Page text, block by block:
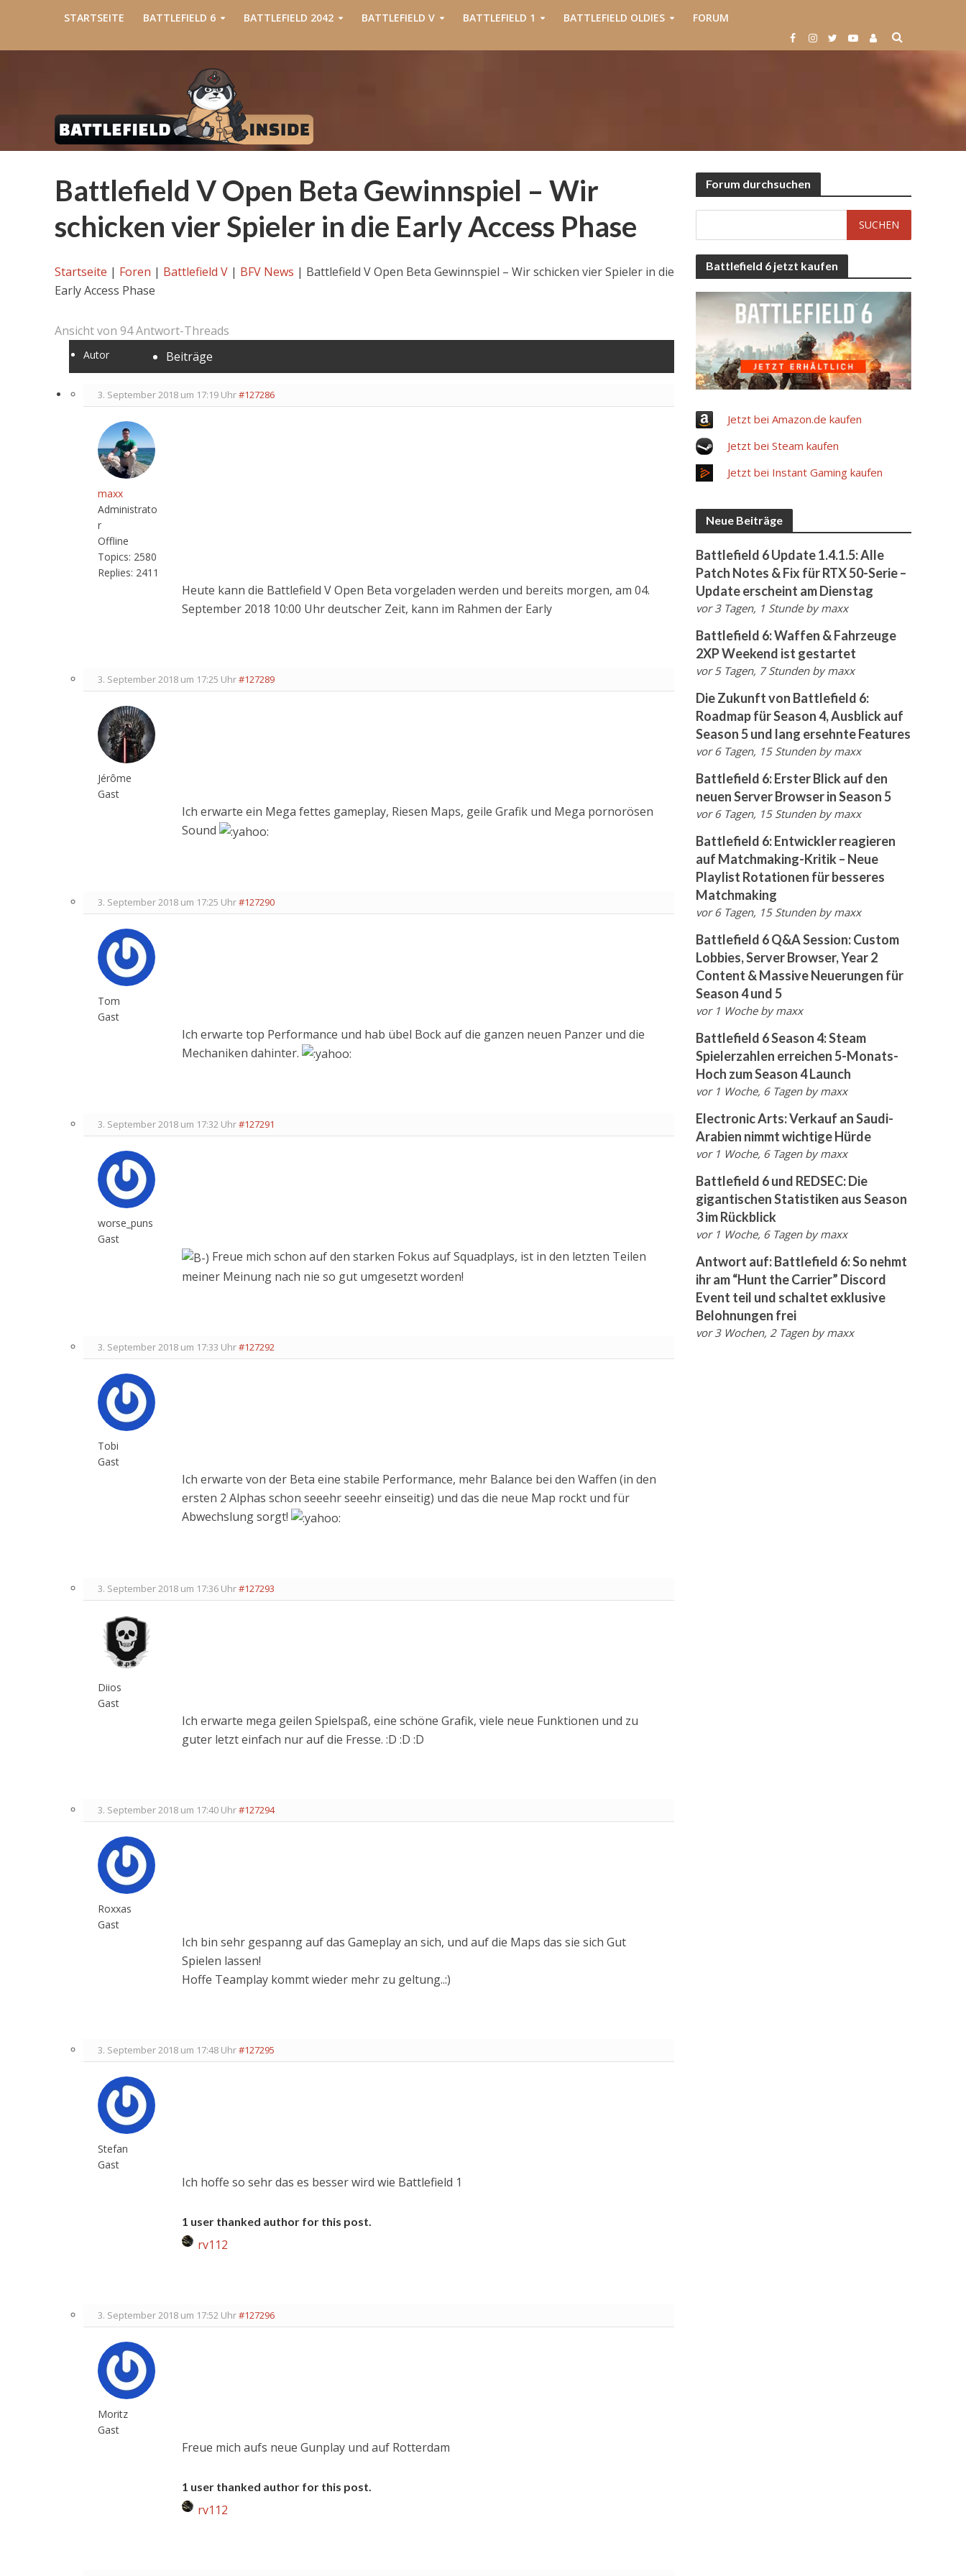
STARTSEITE BATTLEFIELD 6 BATTLEFIELD 2042 BATTLEFIELD V BATTLEFIELD 1 BATTLEFIELD OLDIES FORUM
Battlefield V Open Beta Gewinnspiel – Wir
schicken vier Spieler in die Early Access Phase
Startseite | Foren | Battlefield V | BFV News | Battlefield V Open Beta Gewinnspiel – Wir schicken vier Spieler in die
Early Access Phase
Ansicht von 94 Antwort-Threads
Autor Beiträge
3. September 2018 um 17:19 Uhr#127286
maxx
Administrato
r
Offline
Topics: 2580
Replies: 2411
Heute kann die Battlefield V Open Beta vorgeladen werden und bereits morgen, am 04.
September 2018 10:00 Uhr deutscher Zeit, kann im Rahmen der Early
3. September 2018 um 17:25 Uhr#127289
Jérôme
Gast
Ich erwarte ein Mega fettes gameplay, Riesen Maps, geile Grafik und Mega pornorösen
Sound
3. September 2018 um 17:25 Uhr#127290
Tom
Gast
Ich erwarte top Performance und hab übel Bock auf die ganzen neuen Panzer und die
Mechaniken dahinter.
3. September 2018 um 17:32 Uhr#127291
worse_puns
Gast
Freue mich schon auf den starken Fokus auf Squadplays, ist in den letzten Teilen
meiner Meinung nach nie so gut umgesetzt worden!
3. September 2018 um 17:33 Uhr#127292
Tobi
Gast
Ich erwarte von der Beta eine stabile Performance, mehr Balance bei den Waffen (in den
ersten 2 Alphas schon seeehr seeehr einseitig) und das die neue Map rockt und für
Abwechslung sorgt!
3. September 2018 um 17:36 Uhr#127293
Diios
Gast
Ich erwarte mega geilen Spielspaß, eine schöne Grafik, viele neue Funktionen und zu
guter letzt einfach nur auf die Fresse. :D :D :D
3. September 2018 um 17:40 Uhr#127294
Roxxas
Gast
Ich bin sehr gespanng auf das Gameplay an sich, und auf die Maps das sie sich Gut
Spielen lassen!
Hoffe Teamplay kommt wieder mehr zu geltung..:)
3. September 2018 um 17:48 Uhr#127295
Stefan
Gast
Ich hoffe so sehr das es besser wird wie Battlefield 1
1 user thanked author for this post.
rv112
3. September 2018 um 17:52 Uhr#127296
Moritz
Gast
Freue mich aufs neue Gunplay und auf Rotterdam
1 user thanked author for this post.
rv112
Forum durchsuchen
Battlefield 6 jetzt kaufen
Jetzt bei Amazon.de kaufen
Jetzt bei Steam kaufen
Jetzt bei Instant Gaming kaufen
Neue Beiträge
Battlefield 6 Update 1.4.1.5: Alle
Patch Notes & Fix für RTX 50-Serie –
Update erscheint am Dienstag
vor 3 Tagen, 1 Stunde bymaxx
Battlefield 6: Waffen & Fahrzeuge
2XP Weekend ist gestartet
vor 5 Tagen, 7 Stunden bymaxx
Die Zukunft von Battlefield 6:
Roadmap für Season 4, Ausblick auf
Season 5 und lang ersehnte Features
vor 6 Tagen, 15 Stunden bymaxx
Battlefield 6: Erster Blick auf den
neuen Server Browser in Season 5
vor 6 Tagen, 15 Stunden bymaxx
Battlefield 6: Entwickler reagieren
auf Matchmaking-Kritik – Neue
Playlist Rotationen für besseres
Matchmaking
vor 6 Tagen, 15 Stunden bymaxx
Battlefield 6 Q&A Session: Custom
Lobbies, Server Browser, Year 2
Content & Massive Neuerungen für
Season 4 und 5
vor 1 Woche bymaxx
Battlefield 6 Season 4: Steam
Spielerzahlen erreichen 5-Monats-
Hoch zum Season 4 Launch
vor 1 Woche, 6 Tagen bymaxx
Electronic Arts: Verkauf an Saudi-
Arabien nimmt wichtige Hürde
vor 1 Woche, 6 Tagen bymaxx
Battlefield 6 und REDSEC: Die
gigantischen Statistiken aus Season
3 im Rückblick
vor 1 Woche, 6 Tagen bymaxx
Antwort auf: Battlefield 6: So nehmt
ihr am “Hunt the Carrier” Discord
Event teil und schaltet exklusive
Belohnungen frei
vor 3 Wochen, 2 Tagen bymaxx